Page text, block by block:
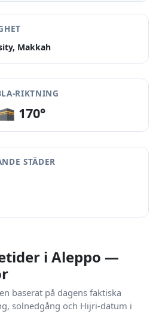
Makkah
RIKTNING
🕋 170°
STÄDER
i Aleppo —
baserat på dagens faktiska
solnedgång och Hijri-datum i